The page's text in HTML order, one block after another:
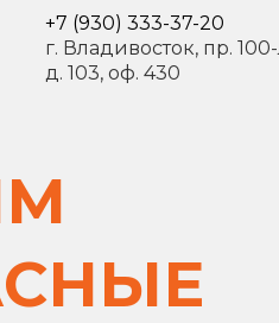
+7 (930) 333-37-20
г. Владивосток, пр.
д. 103, оф. 430